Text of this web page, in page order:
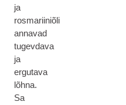
ja
rosmariiniõli
annavad
tugevdava
ja
ergutava
lõhna.
Sa